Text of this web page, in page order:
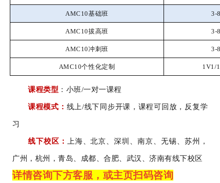
AMC10基础班 3-
AMC10拔高班 3-
AMC10冲刺班 3-
AMC10个性化定制 1V1/
课程类型 ： 小班/一对一课程
课程模式： 线上/线下同步开课，课程可回放，反复学
习
线下校区： 上海、北京、深圳、南京、无锡、苏州，
广州，杭州 ，青岛 、成都 、合肥 武汉、济南有线下校区
详情咨询下方客服，或主页扫码咨询